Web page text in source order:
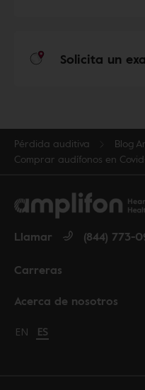
Solicita un
Pérdida auditiva
Blog
Comprar audífonos en
Acerca de nosotros
Carreras
Llamar (844) 773-
Change language to English
EN Cambiar idioma a
ES